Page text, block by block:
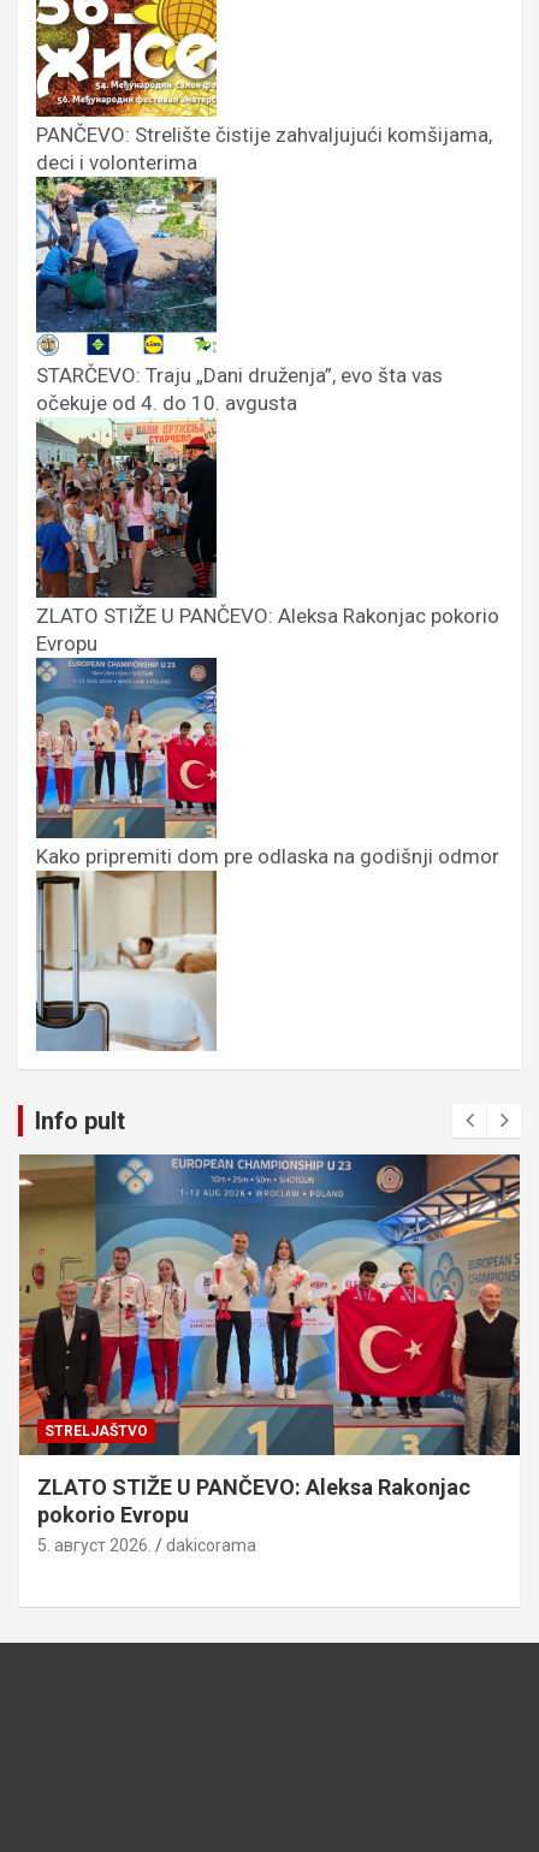
PANČEVO: Strelište čistije zahvaljujući komšijama,
deci i volonterima
STARČEVO: Traju „Dani druženja”, evo šta vas
očekuje od 4. do 10. avgusta
ZLATO STIŽE U PANČEVO: Aleksa Rakonjac pokorio
Evropu
Kako pripremiti dom pre odlaska na godišnji odmor
Info pult
STRELJAŠTVO
ZLATO STIŽE U PANČEVO: Aleksa Rakonjac
pokorio Evropu
5. август 2026. dakicorama